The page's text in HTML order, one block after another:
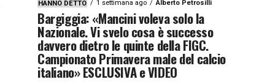
HANNO DETTO 1 settimana ago Alberto Petrosilli
Bargiggia: «Mancini voleva solo la
Nazionale. Vi svelo cosa è successo
davvero dietro le quinte della FIGC.
Campionato Primavera male del calcio
italiano» ESCLUSIVA e VIDEO